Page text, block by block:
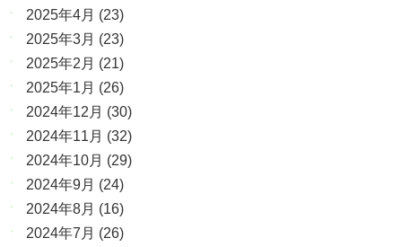
2025年4月 (23)
2025年3月 (23)
2025年2月 (21)
2025年1月 (26)
2024年12月 (30)
2024年11月 (32)
2024年10月 (29)
2024年9月 (24)
2024年8月 (16)
2024年7月 (26)